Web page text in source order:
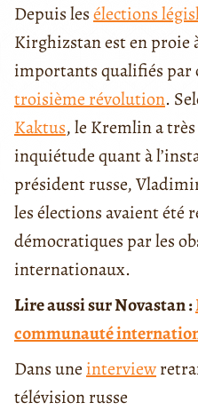
Depuis lesélections
Kirghizstan est en proie
importants qualifiés par
troisième révolution.
Kaktus, le Kremlin a
inquiétude quant à
président russe,
les élections avaient été
démocratiques par les
internationaux.
Lire aussi sur Novastan :
communauté
Dans une interview
télévision russe